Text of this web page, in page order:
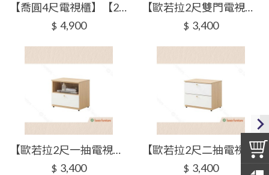
【喬圓4尺電視櫃】【2025-J312-5】【添興家具】
$ 4,900
【歐若拉2尺雙門電視櫃】【2025-J314-2】【添興家具】
$ 3,400
【歐若拉2尺一抽電視櫃】【2025-J314-3】【添興家具】
$ 3,400
【歐若拉2尺二抽電視櫃】【2025-J314-4】【添興家具】
$ 3,400